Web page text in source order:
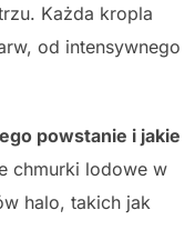
Każda kropla
od intensywnego
powstanie i jakie
chmurki lodowe w
halo, takich jak